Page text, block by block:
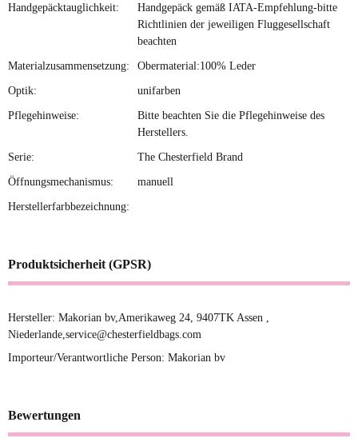
Handgepäcktauglichkeit:
Handgepäck gemäß IATA-Empfehlung-bitte
Richtlinien der jeweiligen Fluggesellschaft
beachten
Materialzusammensetzung: Obermaterial:100% Leder
Optik: unifarben
Pflegehinweise:
Bitte beachten Sie die Pflegehinweise des
Herstellers.
Serie: The Chesterfield Brand
Öffnungsmechanismus: manuell
Herstellerfarbbezeichnung:
Produktsicherheit (GPSR)
Hersteller: Makorian bv,Amerikaweg 24, 9407TK Assen ,
Niederlande,service@chesterfieldbags.com
Importeur/Verantwortliche Person: Makorian bv
Bewertungen